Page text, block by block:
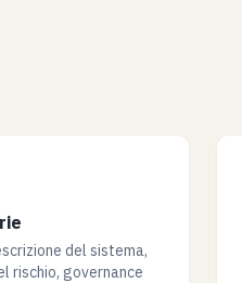
del sistema,
rischio, governance